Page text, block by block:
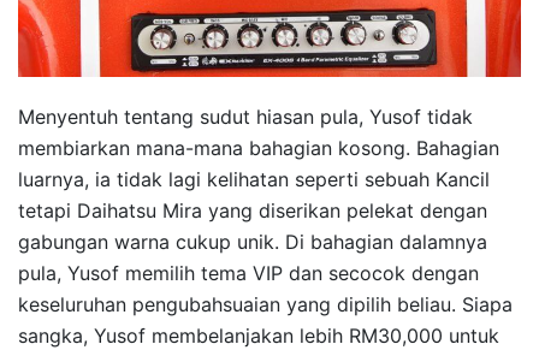
Menyentuh tentang sudut hiasan pula, Yusof tidak
membiarkan mana-mana bahagian kosong. Bahagian
luarnya, ia tidak lagi kelihatan seperti sebuah Kancil
tetapi Daihatsu Mira yang diserikan pelekat dengan
gabungan warna cukup unik. Di bahagian dalamnya
pula, Yusof memilih tema VIP dan secocok dengan
keseluruhan pengubahsuaian yang dipilih beliau. Siapa
sangka, Yusof membelanjakan lebih RM30,000 untuk